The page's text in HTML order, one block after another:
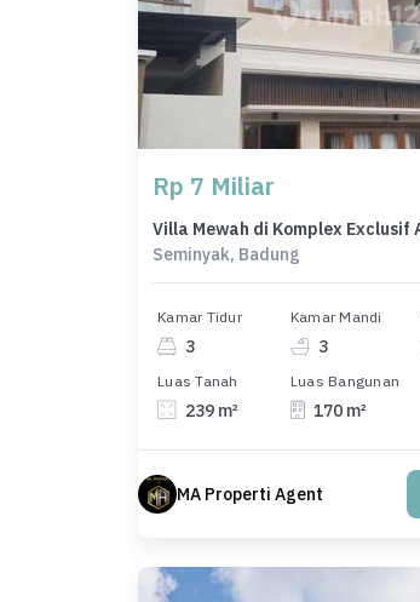
Rp 7 Miliar
Villa Mewah di Komplex Exclusif
Seminyak, Badung
Kamar Tidur
3
Kamar Mandi
3
Luas Tanah
239 m²
Luas Bangunan
170 m²
MA Properti Agent